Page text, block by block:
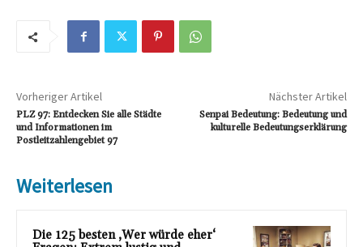
Vorheriger Artikel
PLZ 97: Entdecken Sie alle Städte
und Informationen im
Postleitzahlengebiet 97
Nächster Artikel
Senpai Bedeutung: Bedeutung und
kulturelle Bedeutungserklärung
Weiterlesen
Die 125 besten ‚Wer würde eher‘